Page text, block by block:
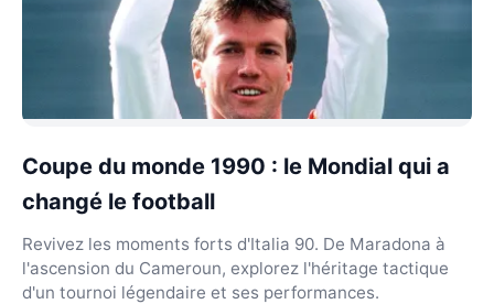
Coupe du monde 1990 : le Mondial qui a
changé le football
Revivez les moments forts d'Italia 90. De Maradona à
l'ascension du Cameroun, explorez l'héritage tactique
d'un tournoi légendaire et ses performances.